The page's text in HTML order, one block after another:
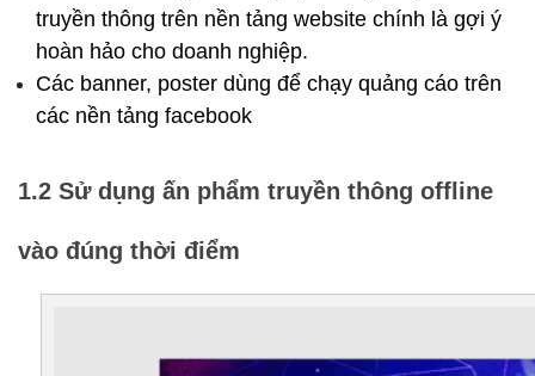
truyền thông trên nền tảng website chính là gợi ý
hoàn hảo cho doanh nghiệp.
Các banner, poster dùng để chạy quảng cáo trên
các nền tảng facebook
1.2 Sử dụng ấn phẩm truyền thông offline
vào đúng thời điểm